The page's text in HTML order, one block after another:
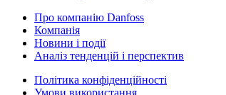
Про компанію Danfoss
Компанія
Новини і події
Аналіз тенденцій і перспектив
Політика конфіденційності
Умови використання